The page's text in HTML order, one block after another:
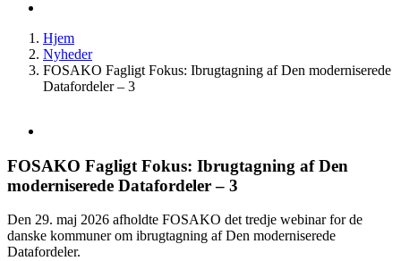
Hjem
Nyheder
FOSAKO Fagligt Fokus: Ibrugtagning af Den moderniserede
Datafordeler – 3
billede
FOSAKO Fagligt Fokus: Ibrugtagning af Den
moderniserede Datafordeler – 3
Den 29. maj 2026 afholdte FOSAKO det tredje webinar for de
danske kommuner om ibrugtagning af Den moderniserede
Datafordeler.